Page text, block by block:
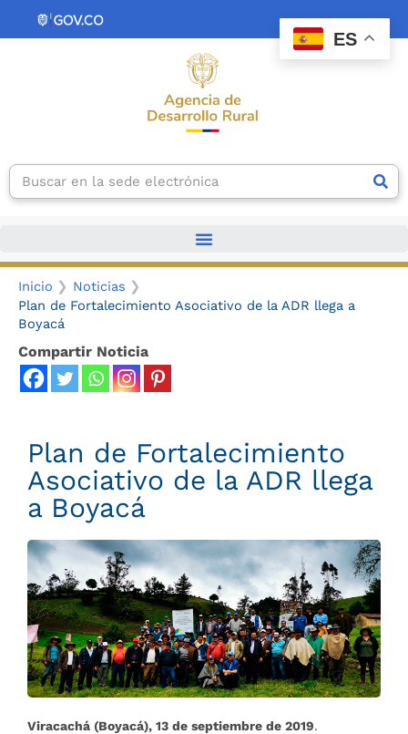
contenido
Search
Inicio
Noticias
Plan de Fortalecimiento Asociativo de la ADR llega a
Boyacá
Compartir Noticia
Plan de Fortalecimiento
Asociativo de la ADR llega
a Boyacá
Viracachá (Boyacá), 13 de septiembre de 2019.
ES